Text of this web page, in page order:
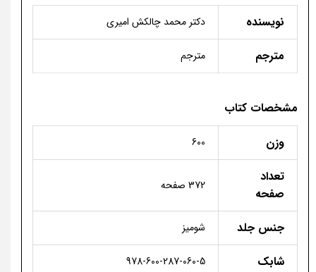
نویسنده
دکتر محمد چالکش امیری
مترجم مترجم
مشخصات کتاب
وزن
600
تعداد
صفحه
372 صفحه
جنس جلد شومیز
شابک 978-600-287-060-5